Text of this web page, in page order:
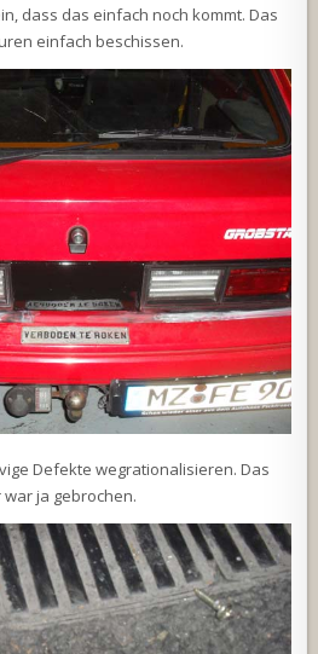
dass das einfach noch kommt. Das
einfach beschissen.
Defekte wegrationalisieren. Das
ja gebrochen.